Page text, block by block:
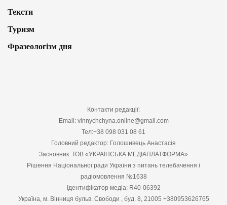
Тексти
Туризм
Фразеологізм дня
Контакти редакції:
Email: vinnychchyna.online@gmail.com
Тел:+38 098 031 08 61
Головний редактор: Голошивець Анастасія
Засновник: ТОВ «УКРАЇНСЬКА МЕДІАПЛАТФОРМА»
Рішення Національної ради України з питань телебачення і
радіомовлення №1638
Ідентифікатор медіа: R40-06392
Україна, м. Вінниця бульв. Свободи , буд. 8, 21005 +380953626765